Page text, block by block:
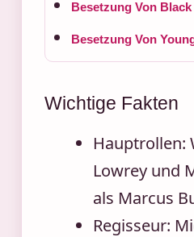
Besetzung Von
Besetzung Von
Wichtige Fakten
Hauptrollen:
Lowrey und
als Marcus
Regisseur: